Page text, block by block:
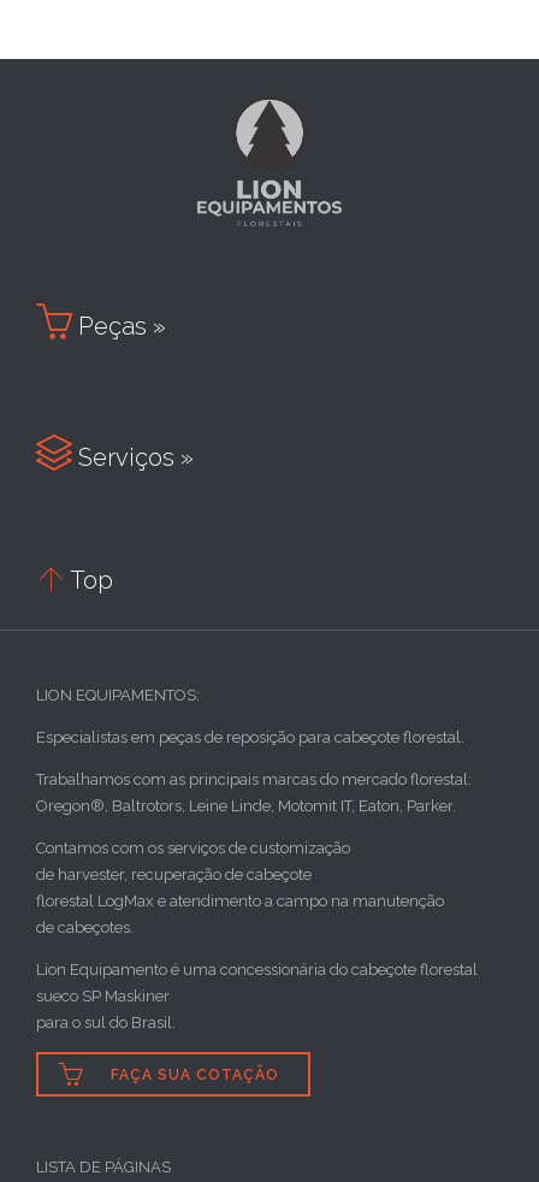
 Peças »
 Serviços »
 Top
LION EQUIPAMENTOS:
Especialistas em peças de reposição para cabeçote florestal.
Trabalhamos com as principais marcas do mercado florestal:
Oregon®, Baltrotors, Leine Linde, Motomit IT, Eaton, Parker.
Contamos com os serviços de customização
de harvester, recuperação de cabeçote
florestal LogMax e atendimento a campo na manutenção
de cabeçotes.
Lion Equipamento é uma concessionária do cabeçote florestal
sueco SP Maskiner
para o sul do Brasil.
 FAÇA SUA COTAÇÃO
LISTA DE PÁGINAS